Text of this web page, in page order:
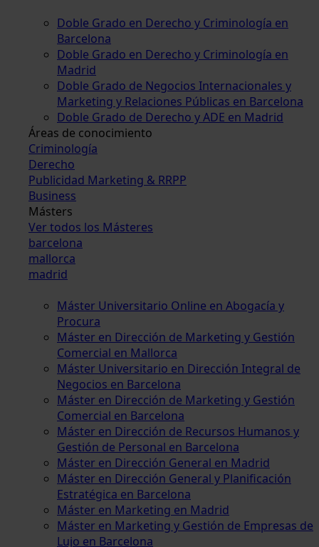
Doble Grado en Derecho y Criminología en
Barcelona
Doble Grado en Derecho y Criminología en
Madrid
Doble Grado de Negocios Internacionales y
Marketing y Relaciones Públicas en Barcelona
Doble Grado de Derecho y ADE en Madrid
Áreas de conocimiento
Criminología
Derecho
Publicidad Marketing & RRPP
Business
Másters
Ver todos los Másteres
barcelona
mallorca
madrid
Máster Universitario Online en Abogacía y
Procura
Máster en Dirección de Marketing y Gestión
Comercial en Mallorca
Máster Universitario en Dirección Integral de
Negocios en Barcelona
Máster en Dirección de Marketing y Gestión
Comercial en Barcelona
Máster en Dirección de Recursos Humanos y
Gestión de Personal en Barcelona
Máster en Dirección General en Madrid
Máster en Dirección General y Planificación
Estratégica en Barcelona
Máster en Marketing en Madrid
Máster en Marketing y Gestión de Empresas de
Lujo en Barcelona